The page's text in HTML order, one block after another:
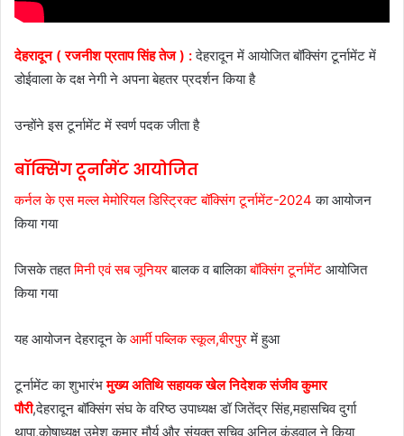
देहरादून ( रजनीश प्रताप सिंह तेज ) :देहरादून में आयोजित बॉक्सिंग टूर्नामेंट में
डोईवाला के दक्ष नेगी ने अपना बेहतर प्रदर्शन किया है
उन्होंने इस टूर्नामेंट में स्वर्ण पदक जीता है
बॉक्सिंग टूर्नामेंट आयोजित
कर्नल के एस मल्ल मेमोरियल डिस्ट्रिक्ट बॉक्सिंग टूर्नामेंट-2024 का आयोजन
किया गया
जिसके तहतमिनी एवं सब जूनियरबालक व बालिकाबॉक्सिंग टूर्नामेंट आयोजित
किया गया
यह आयोजन देहरादून केआर्मी पब्लिक स्कूल,बीरपुरमें हुआ
टूर्नामेंट का शुभारंभमुख्य अतिथि सहायक खेल निदेशक संजीव कुमार
पौरी,देहरादून बॉक्सिंग संघ के वरिष्ठ उपाध्यक्ष डॉ जितेंद्र सिंह,महासचिव दुर्गा
थापा,कोषाध्यक्ष उमेश कुमार मौर्य और संयुक्त सचिव अनिल कंडवाल ने किया